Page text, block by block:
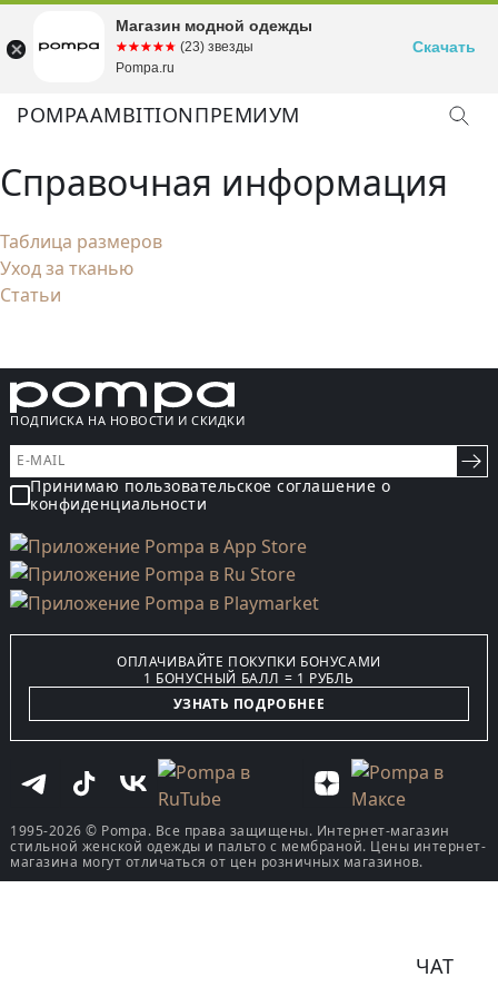
POMPAAMBITIONПРЕМИУМ
Справочная информация
Таблица размеров
Уход за тканью
Статьи
ПОДПИСКА НА НОВОСТИ И СКИДКИ
Принимаю пользовательское соглашение о
конфиденциальности
ОПЛАЧИВАЙТЕ ПОКУПКИ БОНУСАМИ
1 БОНУСНЫЙ БАЛЛ = 1 РУБЛЬ
УЗНАТЬ ПОДРОБНЕЕ
1995-2026 © Pompa. Все права защищены. Интернет-магазин
стильной женской одежды и пальто с мембраной. Цены интернет-
магазина могут отличаться от цен розничных магазинов.
ЧАТ
Магазин модной одежды
☆☆☆☆☆
★★★★★ (23) звезды
Pompa.ru
Скачать